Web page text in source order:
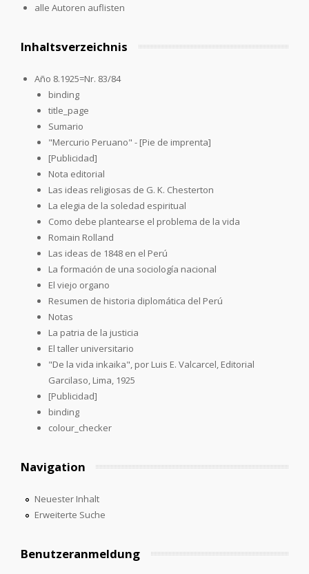
alle Autoren auflisten
Inhaltsverzeichnis
Año 8.1925=Nr. 83/84
binding
title_page
Sumario
"Mercurio Peruano" - [Pie de imprenta]
[Publicidad]
Nota editorial
Las ideas religiosas de G. K. Chesterton
La elegia de la soledad espiritual
Como debe plantearse el problema de la vida
Romain Rolland
Las ideas de 1848 en el Perú
La formación de una sociología nacional
El viejo organo
Resumen de historia diplomática del Perú
Notas
La patria de la justicia
El taller universitario
"De la vida inkaika", por Luis E. Valcarcel, Editorial
Garcilaso, Lima, 1925
[Publicidad]
binding
colour_checker
Navigation
Neuester Inhalt
Erweiterte Suche
Benutzeranmeldung